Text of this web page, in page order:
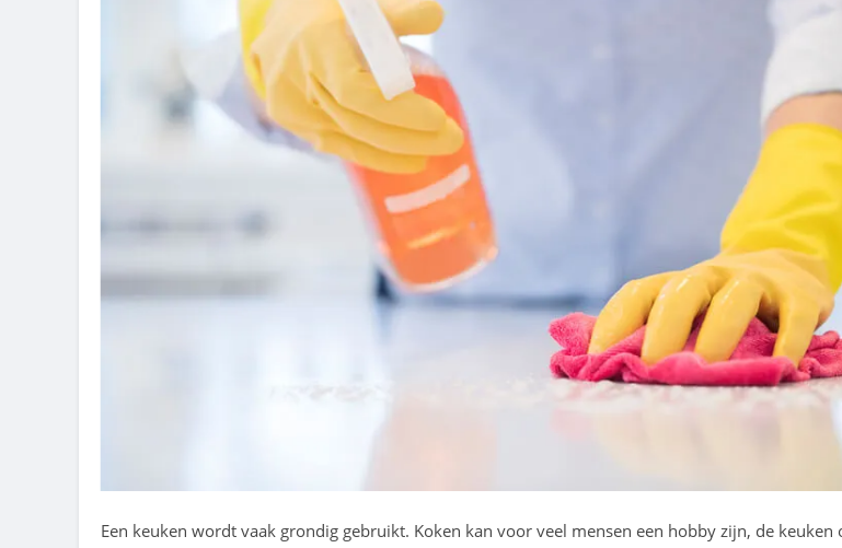
Een keuken wordt vaak grondig gebruikt. Koken kan voor veel mensen een hobby zijn, de keuken